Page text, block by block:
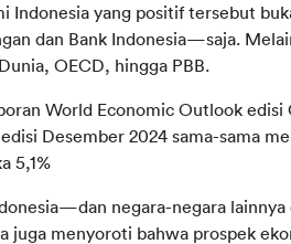
yang positif tersebut
dan Bank Indonesia—saja.
OECD, hingga PBB.
World Economic Outlook edisi
Desember 2024 sama-sama
5,1%
negara-negara
juga menyoroti bahwa prospek